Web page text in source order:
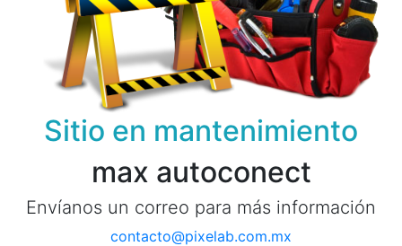
Sitio en mantenimiento
max autoconect
Envíanos un correo para más información
contacto@pixelab.com.mx